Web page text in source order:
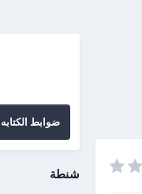
ضوابط
شنطة